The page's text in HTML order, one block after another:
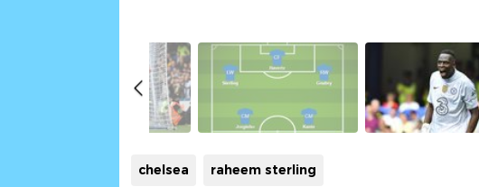
chelsea raheem sterling